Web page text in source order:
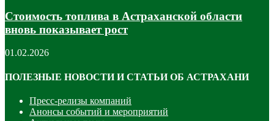
Стоимость топлива в Астраханской области
вновь показывает рост
01.02.2026
ПОЛЕЗНЫЕ НОВОСТИ И СТАТЬИ ОБ АСТРАХАНИ
Пресс-релизы компаний
Анонсы событий и мероприятий